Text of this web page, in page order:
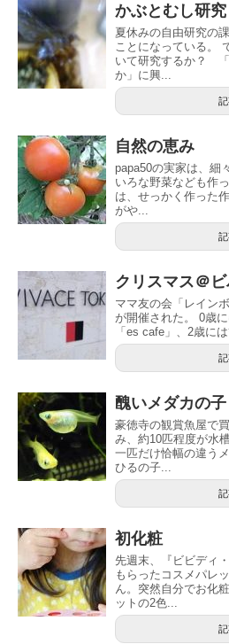
かぶとむし研究
夏休みの自由研究の
ことになっている。
いて研究するか？
か」に興...
自然の恵み
papa50の実家は、細
いろな野菜なども作
は、せっかく作った
がや...
クリスマス＠
ママ友の会「レイン
が開催された。 0歳
「es cafe」、2歳に
醜いメダカの子
豪徳寺の観賞魚屋で
み、約10匹程度が水
一匹だけ恰幅の違う
ひるの子...
初化粧
先週末、『ビビディ
もらったコスメパレ
ん。突然自分でお化
ットの2色...